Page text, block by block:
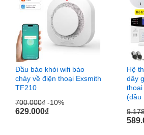
Đầu báo khói wifi báo
cháy về điện thoại Exsmith
TF210
700.000₫ -10%
629.000₫
Hệ
dây
thoại
(đầu